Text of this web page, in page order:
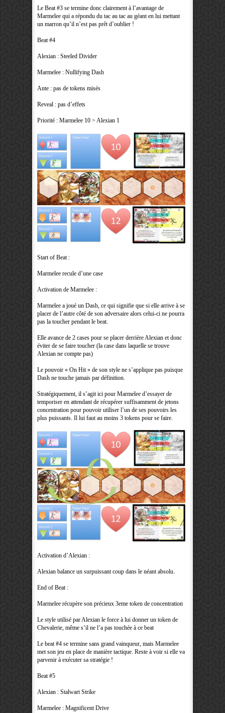
Le Beat #3 se termine donc clairement à l’avantage de
Marmelee qui a répondu du tac au tac au géant en lui mettant
un marron qu’il n’est pas prêt d’oublier !
Beat #4
Alexian : Steeled Divider
Marmelee : Nullifying Dash
Ante : pas de tokens misés
Reveal : pas d’effets
Priorité : Marmelee 10 > Alexian 1
Start of Beat :
Marmelee recule d’une case
Activation de Marmelee :
Marmelee a joué un Dash, ce qui signifie que si elle arrive à se
placer de l’autre côté de son adversaire alors celui-ci ne pourra
pas la toucher pendant le beat.
Elle avance de 2 cases pour se placer derrière Alexian et donc
éviter de se faire toucher (la case dans laquelle se trouve
Alexian ne compte pas)
Le pouvoir « On Hit » de son style ne s’applique pas puisque
Dash ne touche jamais par définition.
Stratégiquement, il s’agit ici pour Marmelee d’essayer de
temporiser en attendant de récupérer suffisamment de jetons
concentration pour pouvoir utiliser l’un de ses pouvoirs les
plus puissants. Il lui faut au moins 3 tokens pour se faire.
Activation d’Alexian :
Alexian balance un surpuissant coup dans le néant absolu.
End of Beat :
Marmelee récupère son précieux 3eme token de concentration
Le style utilisé par Alexian le force à lui donner un token de
Chevalerie, même s’il ne l’a pas touchée à ce beat
Le beat #4 se termine sans grand vainqueur, mais Marmelee
met son jeu en place de manière tactique. Reste à voir si elle va
parvenir à exécuter sa stratégie !
Beat #5
Alexian : Stalwart Strike
Marmelee : Magnificent Drive